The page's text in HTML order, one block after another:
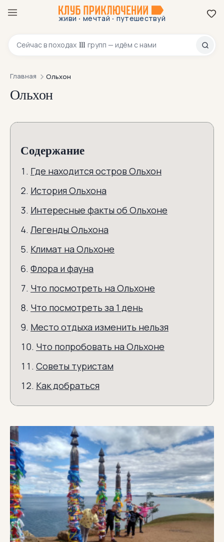
живи · мечтай · путешествуй
Сейчас в походах 111 групп — идём с нами
8 800 200-70-23
Главная Ольхон
Ольхон
Содержание
Где находится остров Ольхон
История Ольхона
Интересные факты об Ольхоне
Легенды Ольхона
Климат на Ольхоне
Флора и фауна
Что посмотреть на Ольхоне
Что посмотреть за 1 день
Место отдыха изменить нельзя
Что попробовать на Ольхоне
Советы туристам
Как добраться